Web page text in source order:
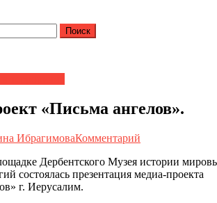
«Письма ангелов».
ИбрагимоваКомментарий
Дербентского Музея истории
состоялась презентация медиа-проекта
г. Иерусалим.